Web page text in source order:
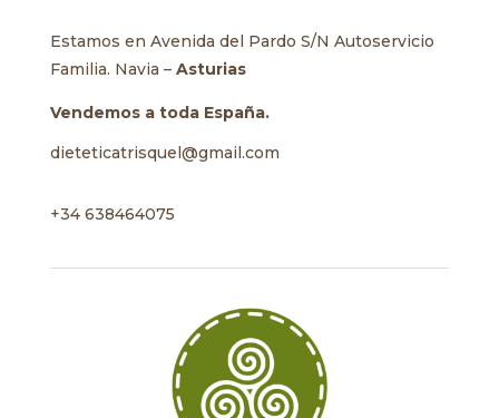
Estamos en Avenida del Pardo S/N Autoservicio
Familia. Navia – Asturias
Vendemos a toda España.
dieteticatrisquel@gmail.com
+34 638464075